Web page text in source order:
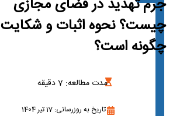
جرم تهدید در فضای مجازی
چیست؟ نحوه اثبات و شکایت
چگونه است؟
مدت مطالعه: 7دقیقه
تاریخ به روزرسانی: 17 تیر 1404